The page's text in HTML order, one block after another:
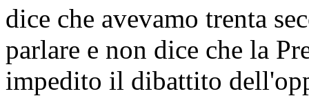
dice che avevamo trenta
parlare e non dice che la
impedito il dibattito